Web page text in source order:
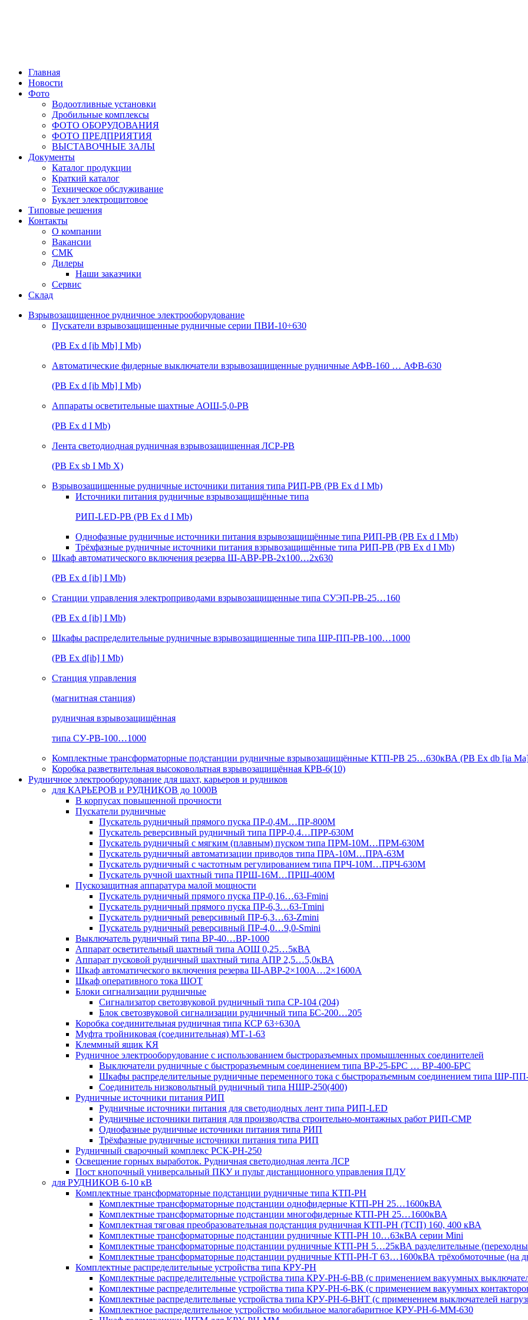
Главная
Новости
Фото
Водоотливные установки
Дробильные комплексы
ФОТО ОБОРУДОВАНИЯ
ФОТО ПРЕДПРИЯТИЯ
ВЫСТАВОЧНЫЕ ЗАЛЫ
Документы
Каталог продукции
Краткий каталог
Техническое обслуживание
Буклет электрощитовое
Типовые решения
Контакты
О компании
Вакансии
СМК
Дилеры
Наши заказчики
Сервис
Склад
Взрывозащищенное рудничное электрооборудование
Пускатели взрывозащищенные рудничные серии ПВИ-10÷630
(РВ Ex d [ib Mb] I Mb)
Автоматические фидерные выключатели взрывозащищенные рудничные АФВ-160 … АФВ-630
(РВ Ex d [ib Mb] I Mb)
Аппараты осветительные шахтные АОШ-5,0-РВ
(РВ Ex d I Mb)
Лента светодиодная рудничная взрывозащищенная ЛСР-РВ
(РВ Ex sb I Mb Х)
Взрывозащищенные рудничные источники питания типа РИП-РВ (РВ Ex d I Mb)
Источники питания рудничные взрывозащищённые типа
РИП-LED-РВ (РВ Ex d I Mb)
Однофазные рудничные источники питания взрывозащищённые типа РИП-РВ (РВ Ex d I Mb)
Трёхфазные рудничные источники питания взрывозащищённые типа РИП-РВ (РВ Ex d I Mb)
Шкаф автоматического включения резерва Ш-АВР-РВ-2х100…2х630
(РВ Ex d [ib] I Mb)
Станции управления электроприводами взрывозащищенные типа СУЭП-РВ-25…160
(РВ Ex d [ib] I Mb)
Шкафы распределительные рудничные взрывозащищенные типа ШР-ПП-РВ-100…1000
(РВ Ex d[ib] I Mb)
Станция управления
(магнитная станция)
рудничная взрывозащищённая
типа СУ-РВ-100…1000
Комплектные трансформаторные подстанции рудничные взрывозащищённые КТП-РВ 25…630кВА (РВ Ex db [ia
Коробка разветвительная высоковольтная взрывозащищённая КРВ-6(10)
Рудничное электрооборудование для шахт, карьеров и рудников
для КАРЬЕРОВ и РУДНИКОВ до 1000В
В корпусах повышенной прочности
Пускатели рудничные
Пускатель рудничный прямого пуска ПР-0,4М…ПР-800М
Пускатель реверсивный рудничный типа ПРР-0,4…ПРР-630М
Пускатель рудничный с мягким (плавным) пуском типа ПРМ-10М…ПРМ-630М
Пускатель рудничный автоматизации приводов типа ПРА-10М…ПРА-63М
Пускатель рудничный с частотным регулированием типа ПРЧ-10М…ПРЧ-630М
Пускатель ручной шахтный типа ПРШ-16М…ПРШ-400М
Пускозащитная аппаратура малой мощности
Пускатель рудничный прямого пуска ПР-0,16…63-Fmini
Пускатель рудничный прямого пуска ПР-6,3…63-Tmini
Пускатель рудничный реверсивный ПР-6,3…63-Zmini
Пускатель рудничный реверсивный ПР-4,0…9,0-Smini
Выключатель рудничный типа ВР-40…ВР-1000
Аппарат осветительный шахтный типа АОШ 0,25…5кВА
Аппарат пусковой рудничный шахтный типа АПР 2,5…5,0кВА
Шкаф автоматического включения резерва Ш-АВР-2×100А…2×1600А
Шкаф оперативного тока ШОТ
Блоки сигнализации рудничные
Сигнализатор светозвуковой рудничный типа СР-104 (204)
Блок светозвуковой сигнализации рудничный типа БС-200…205
Коробка соединительная рудничная типа КСР 63÷630А
Муфта тройниковая (соединительная) МТ-1-63
Клеммный ящик КЯ
Рудничное электрооборудование с использованием быстроразъемных промышленных соединителей
Выключатели рудничные с быстроразъемным соединением типа ВР-25-БРС … ВР-400-БРС
Шкафы распределительные рудничные переменного тока с быстроразъемным соединением типа ШР-
Соединитель низковольтный рудничный типа НШР-250(400)
Рудничные источники питания РИП
Рудничные источники питания для светодиодных лент типа РИП-LED
Рудничные источники питания для производства строительно-монтажных работ РИП-СМР
Однофазные рудничные источники питания типа РИП
Трёхфазные рудничные источники питания типа РИП
Рудничный сварочный комплекс РСК-РН-250
Освещение горных выработок. Рудничная светодиодная лента ЛСР
Пост кнопочный универсальный ПКУ и пульт дистанционного управления ПДУ
для РУДНИКОВ 6-10 кВ
Комплектные трансформаторные подстанции рудничные типа КТП-РН
Комплектные трансформаторные подстанции однофидерные КТП-РН 25…1600кВА
Комплектные трансформаторные подстанции многофидерные КТП-РН 25…1600кВА
Комплектная тяговая преобразовательная подстанция рудничная КТП-РН (ТСП) 160, 400 кВА
Комплектные трансформаторные подстанции рудничные КТП-РН 10…63кВА серии Mini
Комплектные трансформаторные подстанции рудничные КТП-РН 5…25кВА разделительные
Комплектные трансформаторные подстанции рудничные КТП-РН-Т 63…1600кВА трёхобмоточные (на
Комплектные распределительные устройства типа КРУ-РН
Комплектные распределительные устройства типа КРУ-РН-6-ВВ (с применением вакуумных
Комплектные распределительные устройства типа КРУ-РН-6-ВК (с применением вакуумных
Комплектные распределительные устройства типа КРУ-РН-6-ВНТ (с применением выключателей
Комплектное распределительное устройство мобильное малогабаритное КРУ-РН-6-ММ-630